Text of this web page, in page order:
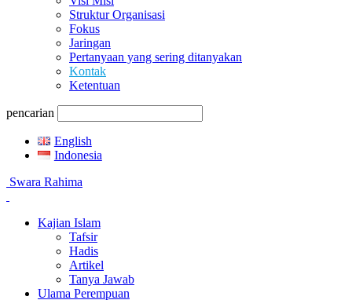
Struktur Organisasi
Fokus
Jaringan
Pertanyaan yang sering ditanyakan
Kontak
Ketentuan
pencarian
English
Indonesia
Swara Rahima
Kajian Islam
Tafsir
Hadis
Artikel
Tanya Jawab
Ulama Perempuan